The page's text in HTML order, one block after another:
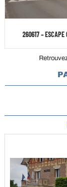
260617 – ESCAPE